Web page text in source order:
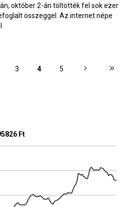
október 2-án töltötték fel sok ezer
összeggel. Az internet népe
3 4 5
Ft